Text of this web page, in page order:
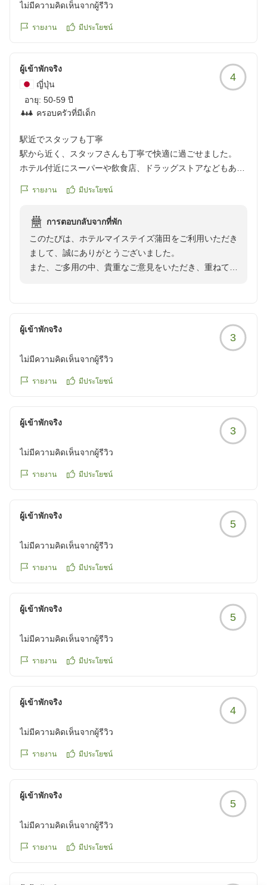
ไม่มีความคิดเห็นจากผู้รีวิว
รายงาน มีประโยชน์
ผู้เข้าพักจริง
ญี่ปุ่น
อายุ: 50-59 ปี
ครอบครัวที่มีเด็ก
4
駅近でスタッフも丁寧
駅から近く、スタッフさんも丁寧で快適に過ごせました。
ホテル付近にスーパーや飲食店、ドラッグストアなどもあり
クチコミの詳細はこちらから
reviewId=33123478338138
รายงาน มีประโยชน์
การตอบกลับจากที่พัก
このたびは、ホテルマイステイズ蒲田をご利用いただき
まして、誠にありがとうございました。
また、ご多用の中、貴重なご意見をいただき、重ねてお
引き続き都内にお越しの際は、ぜひ当ホテルをご指名く
ผู้เข้าพักจริง
3
ไม่มีความคิดเห็นจากผู้รีวิว
รายงาน มีประโยชน์
ผู้เข้าพักจริง
3
ไม่มีความคิดเห็นจากผู้รีวิว
รายงาน มีประโยชน์
ผู้เข้าพักจริง
5
ไม่มีความคิดเห็นจากผู้รีวิว
รายงาน มีประโยชน์
ผู้เข้าพักจริง
5
ไม่มีความคิดเห็นจากผู้รีวิว
รายงาน มีประโยชน์
ผู้เข้าพักจริง
4
ไม่มีความคิดเห็นจากผู้รีวิว
รายงาน มีประโยชน์
ผู้เข้าพักจริง
5
ไม่มีความคิดเห็นจากผู้รีวิว
รายงาน มีประโยชน์